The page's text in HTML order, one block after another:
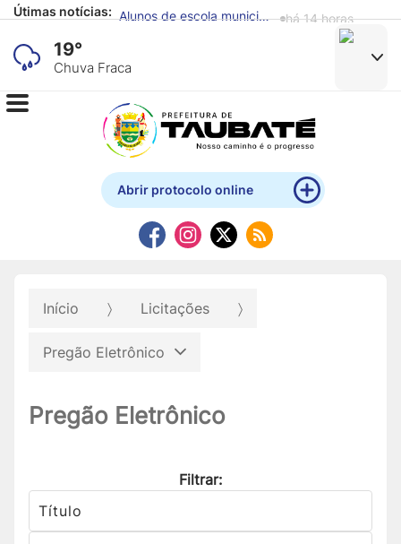
Útimas notícias: há 14 horas
19°
Chuva Fraca
Abrir protocolo online
Início Licitações
Pregão Eletrônico
Pregão Eletrônico
Filtrar: